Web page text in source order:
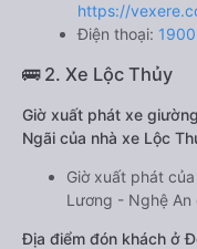
https://
Điện thoại:
🚌 2. Xe Lộc Thủy
Giờ xuất phát xe
Ngãi của nhà xe Lộc
Giờ xuất phát
Lương - Nghệ
Địa điểm đón khách ở